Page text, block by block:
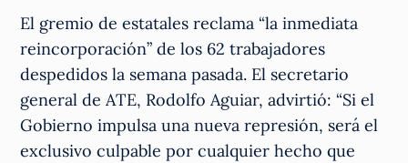
El gremio de estatales reclama “la inmediata
reincorporación” de los 62 trabajadores
despedidos la semana pasada. El secretario
general de ATE, Rodolfo Aguiar, advirtió: “Si el
Gobierno impulsa una nueva represión, será el
exclusivo culpable por cualquier hecho que